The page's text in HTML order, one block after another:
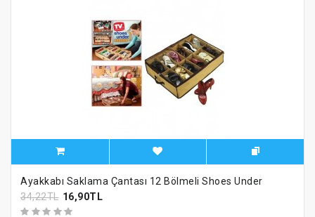
Ayakkabı Saklama Çantası 12 Bölmeli Shoes Under
34,22TL 16,90TL